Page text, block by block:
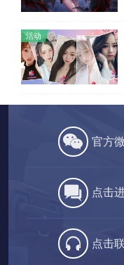
活动
官方
点击
点击